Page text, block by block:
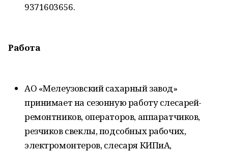
9371603656.
Работа
АО «Мелеузовский сахарный завод»
принимает на сезонную работу слесарей-
ремонтников, операторов, аппаратчиков,
резчиков свеклы, подсобных рабочих,
электромонтеров, слесаря КИПиА,